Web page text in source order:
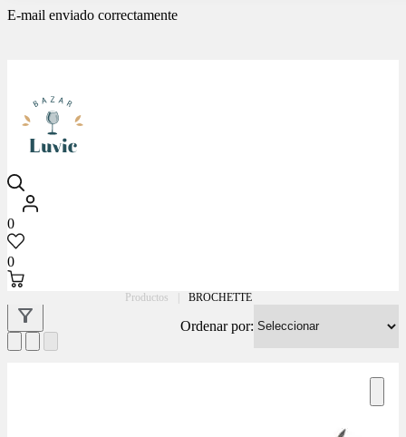
E-mail enviado correctamente
Luvic
0
0
Productos BROCHETTE
Ordenar por: